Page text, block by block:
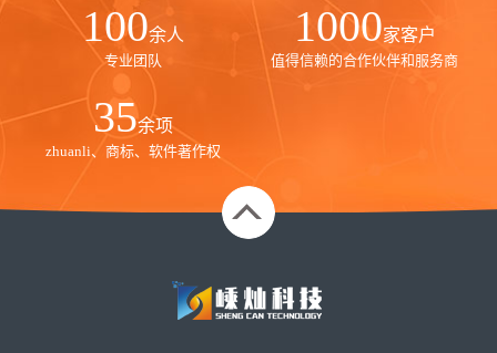
100余人
专业团队
1000家客户
值得信赖的合作伙伴和服务商
35余项
zhuanli、商标、软件著作权